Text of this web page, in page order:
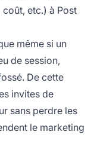
etc.) à Post
même si un
de session,
De cette
invites de
sans perdre les
le marketing